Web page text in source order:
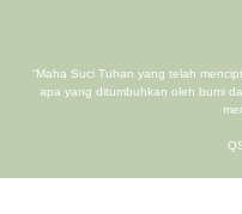
“Maha Suci Tuhan yang telah
apa yang ditumbuhkan oleh bumi